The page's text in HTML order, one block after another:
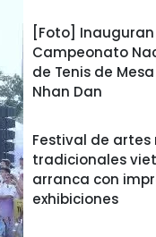
[Foto] Inauguran
Campeonato
de Tenis de
Nhan Dan
Festival de
tradicionales
arranca con
exhibiciones